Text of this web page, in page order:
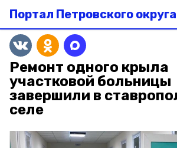
Портал Петровского округа
Ремонт одного крыла
участковой больницы
завершили в
селе